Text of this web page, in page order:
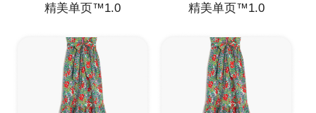
精美单页™1.0 精美单页™1.0